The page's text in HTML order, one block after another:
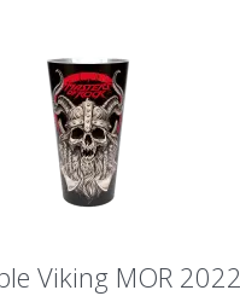
Viking MOR 2022